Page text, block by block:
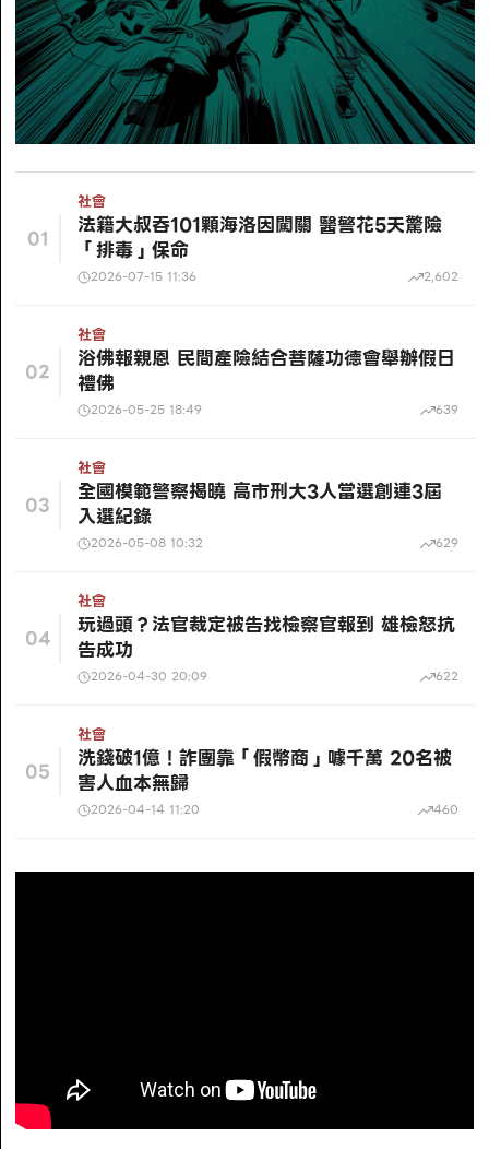
01
社會
法籍大叔吞101顆海洛因闖關 醫警花5天驚險
「排毒」保命
2026-07-15 11:36 2,602
02
社會
浴佛報親恩 民間產險結合菩薩功德會舉辦假日
禮佛
2026-05-25 18:49 639
03
社會
全國模範警察揭曉 高市刑大3人當選創連3屆
入選紀錄
2026-05-08 10:32 629
04
社會
玩過頭？法官裁定被告找檢察官報到 雄檢怒抗
告成功
2026-04-30 20:09 622
05
社會
洗錢破1億！詐團靠「假幣商」噱千萬 20名被
害人血本無歸
2026-04-14 11:20 460